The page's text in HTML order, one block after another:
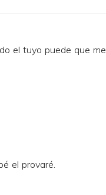
el tuyo puede que me
el provaré.